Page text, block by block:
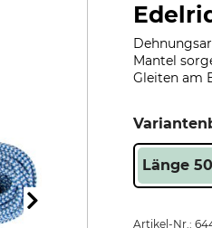
Mantel
Gleiten am
Länge
Artikel-Nr.: